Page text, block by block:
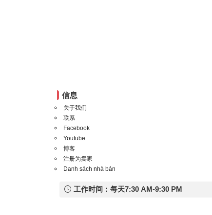
信息
关于我们
联系
Facebook
Youtube
博客
注册为卖家
Danh sách nhà bán
工作时间：每天7:30 AM-9:30 PM